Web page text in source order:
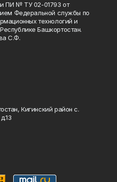
ПИ № ТУ 02-01793 от
Федеральной службы по
технологий и
Башкортостан.
С.Ф.
Кигинский район с.